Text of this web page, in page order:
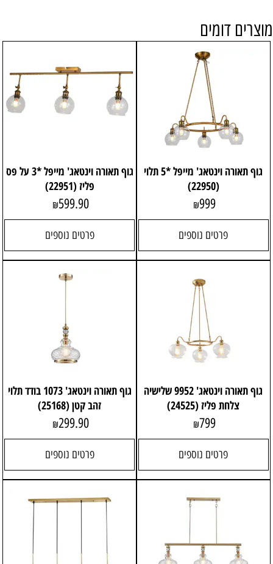
מוצרים דומים
גוף תאורה וינטאג' מייפל *5 תלוי
(22950)
₪999
פרטים נוספים
גוף תאורה וינטאג' מייפל *3 על פס
פליז (22951)
₪599.90
פרטים נוספים
גוף תאורה וינטאג' 9952 שלישיה
צלחת פליז (24525)
₪799
פרטים נוספים
גוף תאורה וינטאג' 1073 בודד תלוי
זהב קטן (25168)
₪299.90
פרטים נוספים